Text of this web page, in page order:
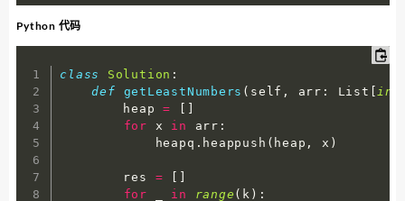
Python 代码
class Solution :
def
getLeastNumbers ( self , arr : List [int
        heap
=
for x in arr :
            heapq
. heappush ( heap , x )
        res
=
for
in range ( k ) :